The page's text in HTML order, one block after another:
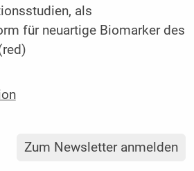
als
für neuartige Biomarker des
Zum Newsletter anmelden